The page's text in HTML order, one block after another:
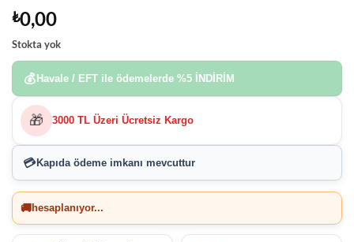
₺0,00
Stokta yok
💰 Havale / EFT ile ödemelerde %5 İNDİRİM
🎁 3000 TL Üzeri Ücretsiz Kargo
💳 Kapıda ödeme imkanı mevcuttur
🚚hesaplanıyor...